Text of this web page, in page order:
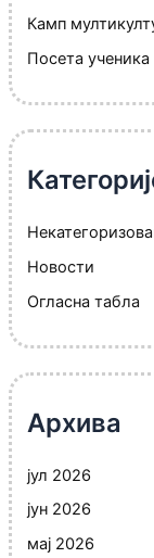
Камп
Посета ученика
Новости
Огласна табла
Архива
јул 2026
јун 2026
мај 2026